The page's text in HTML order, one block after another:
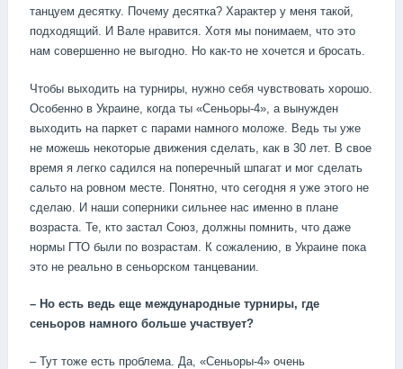
танцуем десятку. Почему десятка? Характер у меня такой,
подходящий. И Вале нравится. Хотя мы понимаем, что это
нам совершенно не выгодно. Но как-то не хочется и бросать.
Чтобы выходить на турниры, нужно себя чувствовать хорошо.
Особенно в Украине, когда ты «Сеньоры-4», а вынужден
выходить на паркет с парами намного моложе. Ведь ты уже
не можешь некоторые движения сделать, как в 30 лет. В свое
время я легко садился на поперечный шпагат и мог сделать
сальто на ровном месте. Понятно, что сегодня я уже этого не
сделаю. И наши соперники сильнее нас именно в плане
возраста. Те, кто застал Союз, должны помнить, что даже
нормы ГТО были по возрастам. К сожалению, в Украине пока
это не реально в сеньорском танцевании.
– Но есть ведь еще международные турниры, где
сеньоров намного больше участвует?
– Тут тоже есть проблема. Да, «Сеньоры-4» очень